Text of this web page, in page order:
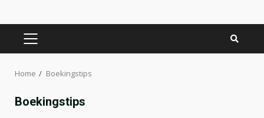
PRIMARY
Home Boekingstips
Boekingstips